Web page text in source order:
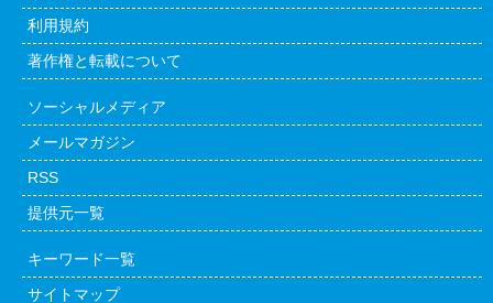
利用規約
著作権と転載について
ソーシャルメディア
メールマガジン
RSS
提供元一覧
キーワード一覧
サイトマップ